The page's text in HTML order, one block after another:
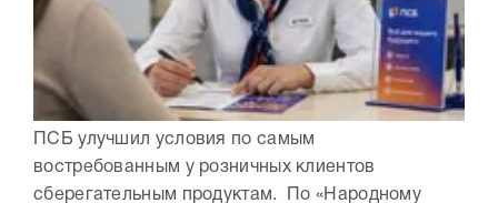
ПСБ улучшил условия по самым
востребованным у розничных клиентов
сберегательным продуктам. По «Народному